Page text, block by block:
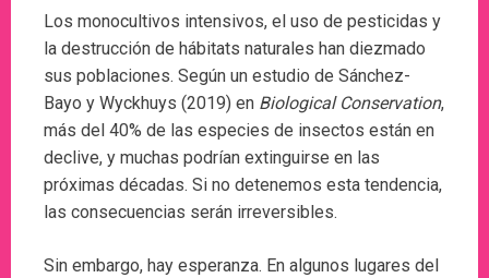
Los monocultivos intensivos, el uso de pesticidas y
la destrucción de hábitats naturales han diezmado
sus poblaciones. Según un estudio de Sánchez-
Bayo y Wyckhuys (2019) en Biological Conservation,
más del 40% de las especies de insectos están en
declive, y muchas podrían extinguirse en las
próximas décadas. Si no detenemos esta tendencia,
las consecuencias serán irreversibles.
Sin embargo, hay esperanza. En algunos lugares del